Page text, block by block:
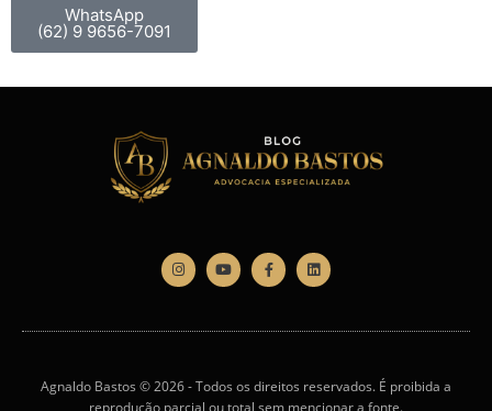
WhatsApp
(62) 9 9656-7091
Agnaldo Bastos © 2026 - Todos os direitos reservados. É proibida a
reprodução parcial ou total sem mencionar a fonte.